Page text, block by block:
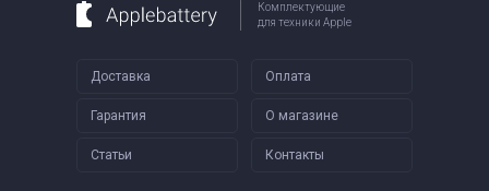
Комплектующие
для техники Apple
Доставка Оплата
Гарантия О магазине
Статьи Контакты